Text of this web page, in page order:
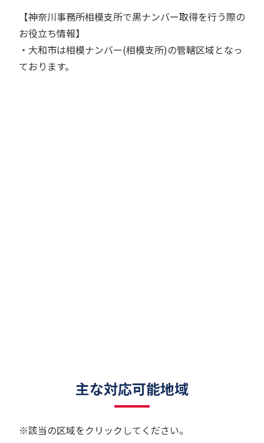
【神奈川事務所相模支所で黒ナンバー取得を行う際の
お役立ち情報】
・大和市は相模ナンバー(相模支所)の管轄区域となっ
ております。
主な対応可能地域
※該当の区域をクリックしてください。